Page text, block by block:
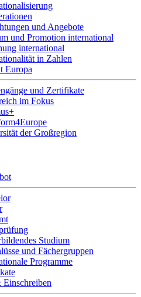
und Angebote
und Promotion international
international
in Zahlen
Europa
und Zertifikate
im Fokus
der Großregion
Studium
und Fächergruppen
Programme